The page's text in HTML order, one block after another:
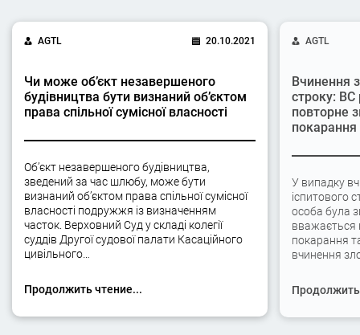
AGTL 20.10.2021
Чи може об’єкт незавершеного
будівництва бути визнаний об’єктом
права спільної сумісної власності
Об’єкт незавершеного будівництва,
зведений за час шлюбу, може бути
визнаний об’єктом права спільної сумісної
власності подружжя із визначенням
часток. Верховний Суд у складі колегії
суддів Другої судової палати Касаційного
цивільного…
Продолжить чтение...
AGTL
Вчинення
строку: ВС
повторне
У випадку
іспитового
особа була
вважається
покарання
вчинення